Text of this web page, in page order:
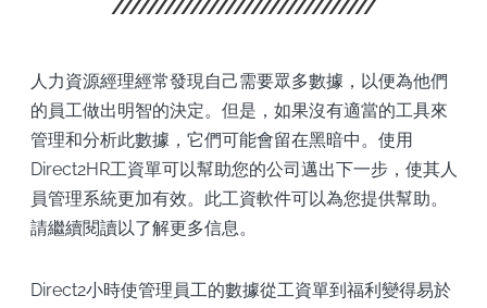
人力資源經理經常發現自己需要眾多數據，以便為他們
的員工做出明智的決定。但是，如果沒有適當的工具來
管理和分析此數據，它們可能會留在黑暗中。使用
Direct2HR工資單可以幫助您的公司邁出下一步，使其人
員管理系統更加有效。此工資軟件可以為您提供幫助。
請繼續閱讀以了解更多信息。
Direct2小時使管理員工的數據從工資單到福利變得易於